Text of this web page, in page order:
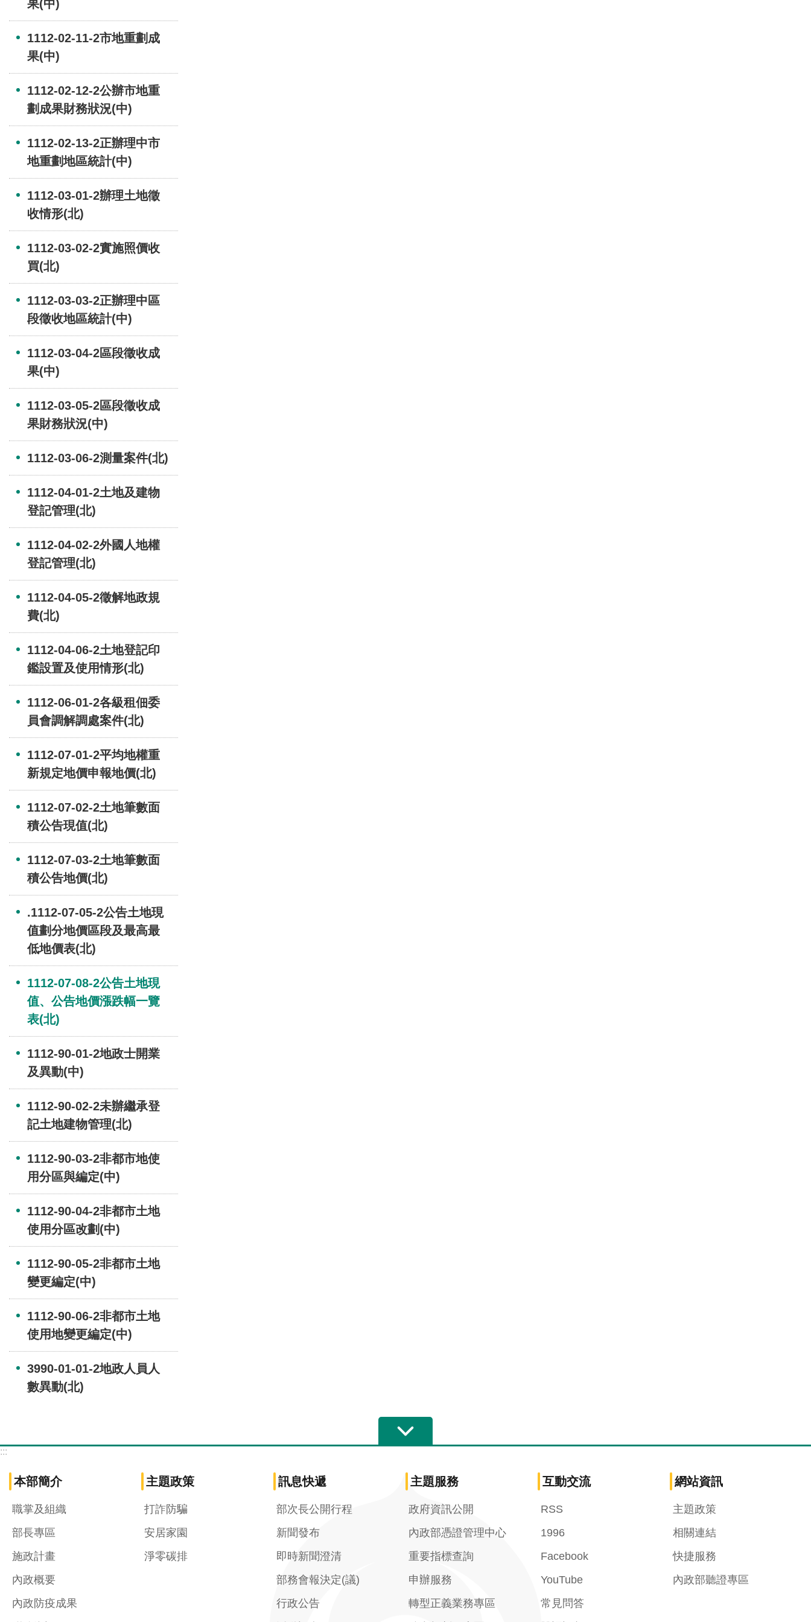
果(中)
1112-02-11-2市地重劃成
果(中)
1112-02-12-2公辦市地重
劃成果財務狀況(中)
1112-02-13-2正辦理中市
地重劃地區統計(中)
1112-03-01-2辦理土地徵
收情形(北)
1112-03-02-2實施照價收
買(北)
1112-03-03-2正辦理中區
段徵收地區統計(中)
1112-03-04-2區段徵收成
果(中)
1112-03-05-2區段徵收成
果財務狀況(中)
1112-03-06-2測量案件(北)
1112-04-01-2土地及建物
登記管理(北)
1112-04-02-2外國人地權
登記管理(北)
1112-04-05-2徵解地政規
費(北)
1112-04-06-2土地登記印
鑑設置及使用情形(北)
1112-06-01-2各級租佃委
員會調解調處案件(北)
1112-07-01-2平均地權重
新規定地價申報地價(北)
1112-07-02-2土地筆數面
積公告現值(北)
1112-07-03-2土地筆數面
積公告地價(北)
.1112-07-05-2公告土地現
值劃分地價區段及最高最
低地價表(北)
1112-07-08-2公告土地現
值、公告地價漲跌幅一覽
表(北)
1112-90-01-2地政士開業
及異動(中)
1112-90-02-2未辦繼承登
記土地建物管理(北)
1112-90-03-2非都市地使
用分區與編定(中)
1112-90-04-2非都市土地
使用分區改劃(中)
1112-90-05-2非都市土地
變更編定(中)
1112-90-06-2非都市土地
使用地變更編定(中)
3990-01-01-2地政人員人
數異動(北)
:::
本部簡介
職掌及組織
部長專區
施政計畫
內政概要
內政防疫成果
主題政策
打詐防騙
安居家園
淨零碳排
訊息快遞
部次長公開行程
新聞發布
即時新聞澄清
部務會報決定(議)
行政公告
主題服務
政府資訊公開
內政部憑證管理中心
重要指標查詢
申辦服務
轉型正義業務專區
互動交流
RSS
1996
Facebook
YouTube
常見問答
網站資訊
主題政策
相關連結
快捷服務
內政部聽證專區